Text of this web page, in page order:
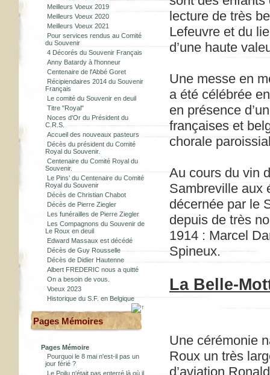
Meilleurs Voeux 2019
Meilleurs Voeux 2020
Meilleurs Voeux 2021
Pour services rendus au Comité
du Souvenir
4 Décorés du Souvenir Français
Anny Batardy à l'honneur
Centenaire de l'Abbé Goret
Récipiendaires 2014 du Souvenir
Français
Le comité du Souvenir en deuil
Titre "Royal"
Noces d'Or du Président du
C.R.S.
Accueil des nouveaux pasteurs
Décès du président du Comité
Royal du Souvenir.
Centenaire du Comité Royal du
Souvenir.
Le Pins’ du Centenaire du Comité
Royal du Souvenir
Décès de Christian Chabot
Décès de Pierre Ziegler
Les funérailles de Pierre Ziegler
Les Compagnons du Souvenir de
Le Roux en deuil
Edward Massaux est décédé
Décès de Guy Rousselle
Décès de Didier Hautenne
Albert FREDERIC nous a quitté
On a besoin de vous.
Voeux 2023
Historique du S.F. en Belgique
Pages Mémoires
Pages Mémoire
Pourquoi le 8 mai n'est-il pas un
jour férié ?
Le Poilu n'était pas enterré là où il
lecture de très
Lefeuvre et du
d’une haute
Une messe en
a été célébrée
en présence
françaises et
chorale
Au cours du vin
Sambreville aux
décernée par le
depuis de très
1914 : Marcel
Spineux.
La Belle-
Une cérémonie
Roux un très
d’aviation